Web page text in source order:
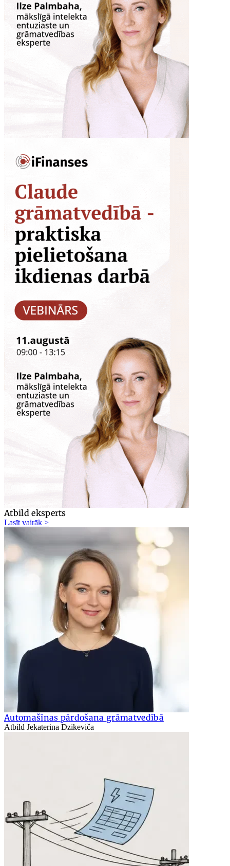
Atbild eksperts
Lasīt vairāk >
Automašīnas pārdošana grāmatvedībā
Atbild Jekaterina Dzikeviča